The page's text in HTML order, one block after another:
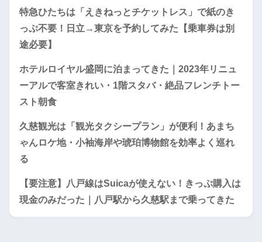
特急ひたちは「えきねっとチケットレス」で紙のき
っぷ不要！日立→東京を予約してみた【乗車券は別
途必要】
ホテルロイヤル盛岡に泊まってきた｜2023年リニュ
ーアルで客室きれい・1階スタバ・絶品フレンチトー
スト朝食
久慈観光は「観光タクシープラン」が便利！あまち
ゃんロケ地・小袖海岸や琥珀博物館を効率よく巡れ
る
【要注意】八戸線はSuicaが使えない！きっぷ購入は
現金のみだった｜八戸駅から久慈駅まで乗ってきた